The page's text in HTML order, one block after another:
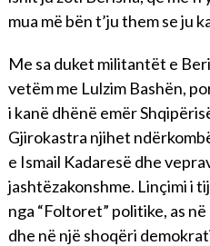
mua më bën t’ju them se ju
Me sa duket militantët e
vetëm me Lulzim Bashën,
i kanë dhënë emër
Gjirokastra njihet
e Ismail Kadaresë dhe
jashtëzakonshme. Linçimi i
nga “Foltoret” politike, as
dhe në një shoqëri